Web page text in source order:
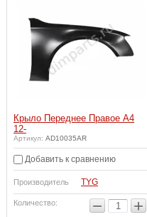
Крыло Переднее Правое A4
12-
Артикул: AD10035AR
Добавить к сравнению
Производитель TYG
Количество: − +